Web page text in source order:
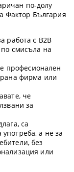
по-долу
Фактор България
работа с B2B
смисъла на
професионален
фирма или
че
за
са
а не за
без
или